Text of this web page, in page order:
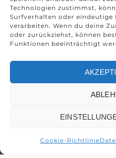
Technologien zustimmst,
Surfverhalten oder eindeutige
verarbeiten. Wenn du deine
oder zurückziehst, können
Funktionen beeinträchtigt
Cookie-Richtlinie